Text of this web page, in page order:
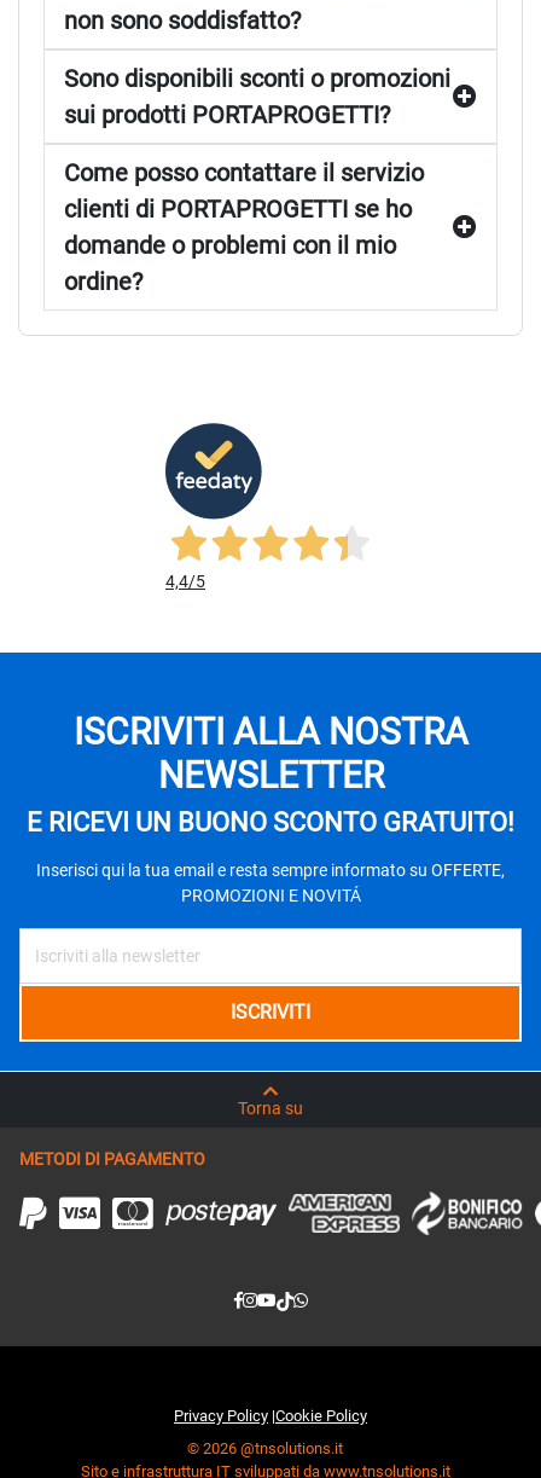
non sono soddisfatto?
Sono disponibili sconti o promozioni
sui prodotti PORTAPROGETTI?
Come posso contattare il servizio
clienti di PORTAPROGETTI se ho
domande o problemi con il mio
ordine?
4,4/5
ISCRIVITI ALLA NOSTRA
NEWSLETTER
E RICEVI UN BUONO SCONTO GRATUITO!
Inserisci qui la tua email e resta sempre informato su OFFERTE,
PROMOZIONI E NOVITÁ
Torna su
METODI DI PAGAMENTO
Privacy Policy |Cookie Policy
© 2026 @tnsolutions.it
Sito e infrastruttura IT sviluppati da www.tnsolutions.it